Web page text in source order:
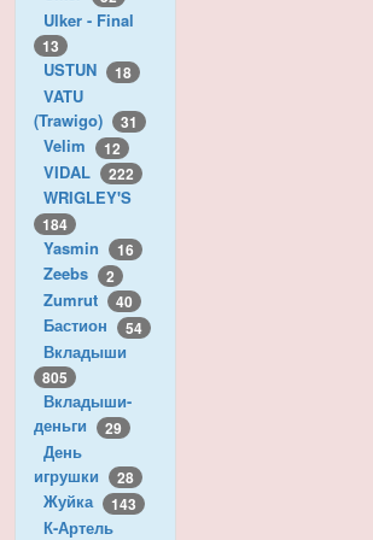
Ulker - Final
13
USTUN 18
VATU
(Trawigo)
31
Velim 12
VIDAL 222
WRIGLEY'S
184
Yasmin 16
Zeebs 2
Zumrut 40
Бастион 54
Вкладыши
805
Вкладыши-
деньги
29
День
игрушки
28
Жуйка 143
К-Артель